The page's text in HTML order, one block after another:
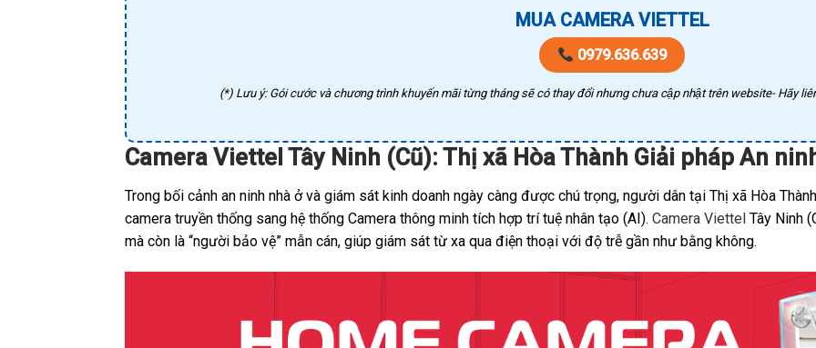
MUA CAMERA VIETTEL
0979.636.639
(*) Lưu ý: Gói cước và chương trình khuyến mãi từng tháng sẽ có thay đổi nhưng chưa cập nhật trên website- Hãy
Camera Viettel Tây Ninh (Cũ): Thị xã Hòa Thành Giải pháp An
Trong bối cảnh an ninh nhà ở và giám sát kinh doanh ngày càng được chú trọng, người dân tại Thị xã Hòa
camera truyền thống sang hệ thống Camera thông minh tích hợp trí tuệ nhân tạo (AI). Camera Viettel Tây Ninh
mà còn là “người bảo vệ” mẫn cán, giúp giám sát từ xa qua điện thoại với độ trễ gần như bằng không.